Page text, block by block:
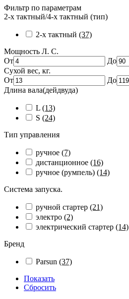
Фильтр по параметрам
2-х тактный/4-х тактный (тип)
2-х тактный (37)
Мощность Л. С.
От
До
Сухой вес, кг.
От
До
Длина вала(дейдвуда)
L (13)
S (24)
Тип управления
ручное (7)
дистанционное (16)
ручное (румпель) (14)
Система запуска.
ручной стартер (21)
электро (2)
электрический стартер (14)
Бренд
Parsun (37)
Показать
Сбросить